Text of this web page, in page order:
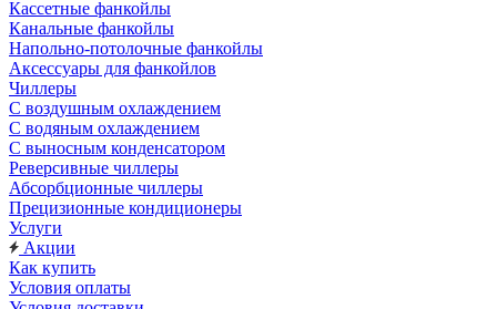
Кассетные фанкойлы
Канальные фанкойлы
Напольно-потолочные фанкойлы
Аксессуары для фанкойлов
Чиллеры
С воздушным охлаждением
С водяным охлаждением
С выносным конденсатором
Реверсивные чиллеры
Абсорбционные чиллеры
Прецизионные кондиционеры
Услуги
Акции
Как купить
Условия оплаты